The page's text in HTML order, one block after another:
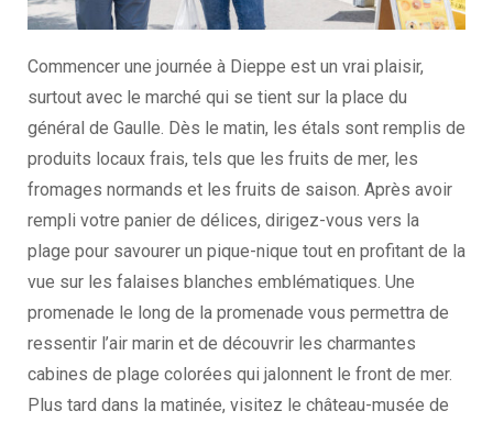
Commencer une journée à Dieppe est un vrai plaisir,
surtout avec le marché qui se tient sur la place du
général de Gaulle. Dès le matin, les étals sont remplis de
produits locaux frais, tels que les fruits de mer, les
fromages normands et les fruits de saison. Après avoir
rempli votre panier de délices, dirigez-vous vers la
plage pour savourer un pique-nique tout en profitant de la
vue sur les falaises blanches emblématiques. Une
promenade le long de la promenade vous permettra de
ressentir l’air marin et de découvrir les charmantes
cabines de plage colorées qui jalonnent le front de mer.
Plus tard dans la matinée, visitez le château-musée de